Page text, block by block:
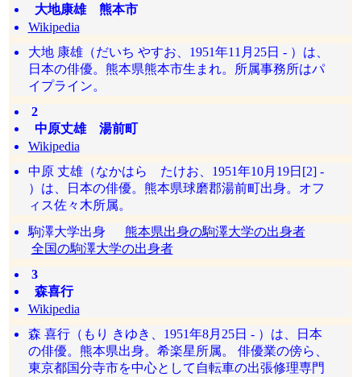
大地康雄 熊本市
Wikipedia
大地 康雄（だいち やすお、1951年11月25日 - ）は、
日本の俳優。熊本県熊本市生まれ。所属事務所はパ
イプライン。
2
中原丈雄 湯前町
Wikipedia
中原 丈雄（なかはら たけお、1951年10月19日[2] -
）は、日本の俳優。熊本県球磨郡湯前町出身。オフ
ィス佐々木所属。
駒澤大学出身 熊本県出身の駒澤大学の出身者
全国の駒澤大学の出身者
3
森喜行
Wikipedia
森 喜行（もり きゆき、1951年8月25日 - ）は、日本
の俳優。熊本県出身。希楽星所属。 俳優業の傍ら、
東京都国分寺市を中心として自転車の出張修理専門